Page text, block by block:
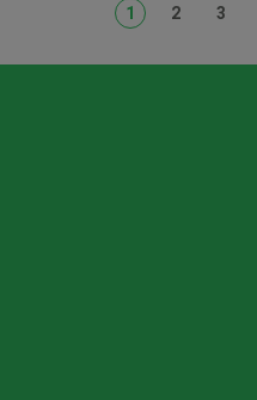
1 2 3